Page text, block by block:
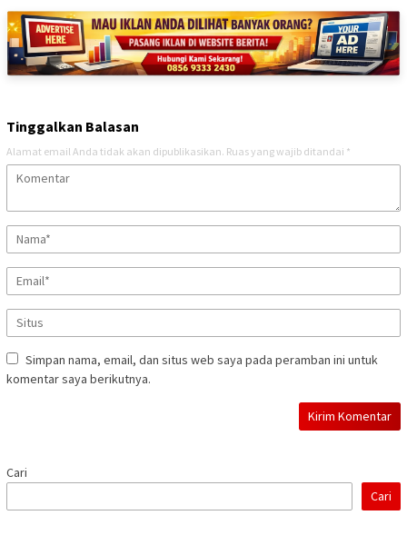
Tinggalkan Balasan
Alamat email Anda tidak akan dipublikasikan. Ruas yang wajib ditandai *
Simpan nama, email, dan situs web saya pada peramban ini untuk
komentar saya berikutnya.
Cari
Cari